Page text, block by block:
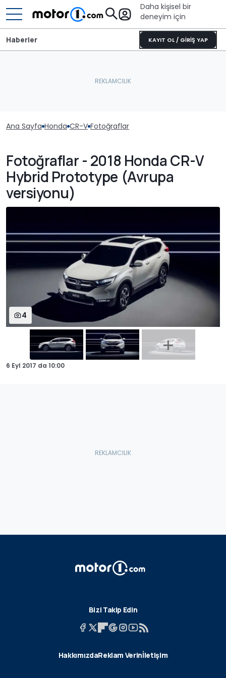
Daha kişisel bir
deneyim için
KAYIT OL / GİRİŞ YAP
Haberler
Ana Sayfa Honda CR-V Fotoğraflar
Fotoğraflar - 2018 Honda CR-V
Hybrid Prototype (Avrupa
versiyonu)
4
6 Eyl 2017 da 10:00
Bizi Takip Edin
HakkımızdaReklam Verinİletişim